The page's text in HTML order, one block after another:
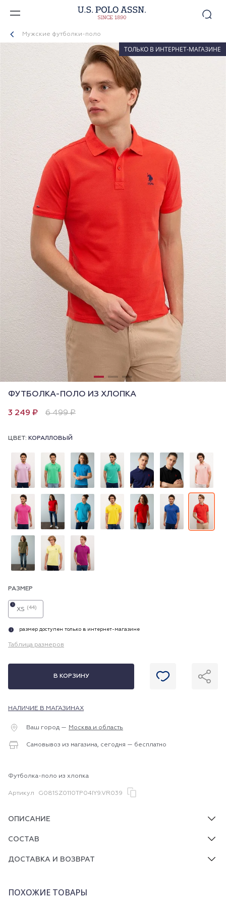
Мужские футболки-поло
ТОЛЬКО В ИНТЕРНЕТ-МАГАЗИНЕ
ФУТБОЛКА-ПОЛО ИЗ ХЛОПКА
3 249 ₽ 6 499 ₽
ЦВЕТ: КОРАЛЛОВЫЙ
РАЗМЕР
XS (44)
i
i размер доступен только в интернет-магазине
Таблица размеров
В КОРЗИНУ
НАЛИЧИЕ В МАГАЗИНАХ
Ваш город — Москва и область
Самовывоз из магазина, сегодня — бесплатно
Футболка-поло из хлопка
Артикул G081SZ0110TP04IY9.VR039
ОПИСАНИЕ
СОСТАВ
ДОСТАВКА И ВОЗВРАТ
ПОХОЖИЕ ТОВАРЫ